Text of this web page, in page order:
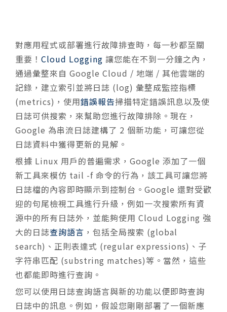
對應用程式或部署進行故障排查時，每一秒都至關
重要！ Cloud Logging 讓您能在不到一分鐘之內，
通過彙整來自 Google Cloud / 地端 / 其他雲端的
記錄，建立索引並將日誌 (log) 彙整成監控指標
(metrics)，使用錯誤報告掃描特定錯誤訊息以及使
日誌可供搜索，來幫助您進行故障排除。現在，
Google 為串流日誌建構了 2 個新功能，可讓您從
日誌資料中獲得更新的見解。
根據 Linux 用戶的普遍需求，Google 添加了一個
新工具來模仿 tail -f 命令的行為，該工具可讓您將
日誌檔的內容即時顯示到控制台。Google 還對受歡
迎的句尾檢視工具進行升級，例如一次搜索所有資
源中的所有日誌外，並能夠使用 Cloud Logging 強
大的日誌查詢語言 ，包括全局搜索 (global
search)、正則表達式 (regular expressions)、子
字符串匹配 (substring matches)等。當然，這些
也都能即時進行查詢。
您可以使用日誌查詢語言與新的功能以便即時查詢
日誌中的訊息。例如，假設您剛剛部署了一個新應